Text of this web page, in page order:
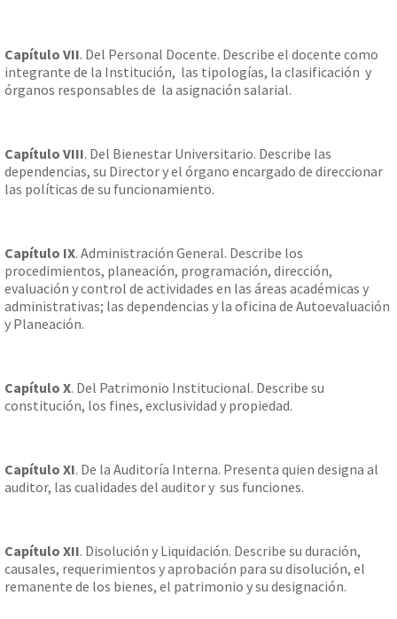
Capítulo VII. Del Personal Docente. Describe el docente como
integrante de la Institución, las tipologías, la clasificación y
órganos responsables de la asignación salarial.
Capítulo VIII. Del Bienestar Universitario. Describe las
dependencias, su Director y el órgano encargado de direccionar
las políticas de su funcionamiento.
Capítulo IX. Administración General. Describe los
procedimientos, planeación, programación, dirección,
evaluación y control de actividades en las áreas académicas y
administrativas; las dependencias y la oficina de Autoevaluación
y Planeación.
Capítulo X. Del Patrimonio Institucional. Describe su
constitución, los fines, exclusividad y propiedad.
Capítulo XI. De la Auditoría Interna. Presenta quien designa al
auditor, las cualidades del auditor y sus funciones.
Capítulo XII. Disolución y Liquidación. Describe su duración,
causales, requerimientos y aprobación para su disolución, el
remanente de los bienes, el patrimonio y su designación.